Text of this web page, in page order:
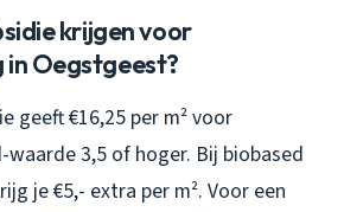
krijgen voor
Oegstgeest?
geeft €16,25 per m² voor
3,5 of hoger. Bij biobased
je €5,- extra per m². Voor een